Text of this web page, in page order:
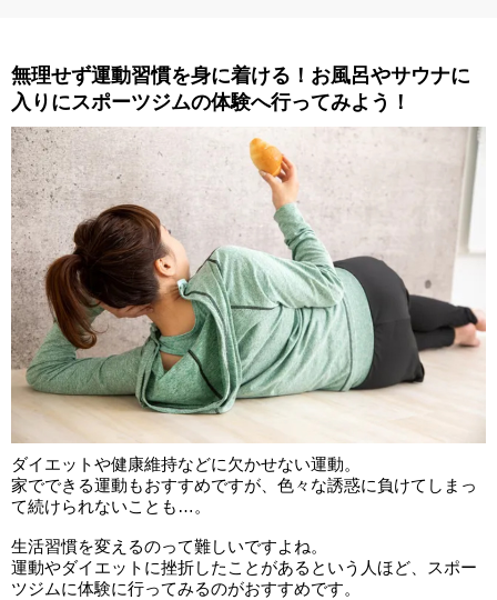
無理せず運動習慣を身に着ける！お風呂やサウナに
入りにスポーツジムの体験へ行ってみよう！
ダイエットや健康維持などに欠かせない運動。
家でできる運動もおすすめですが、色々な誘惑に負けてしまっ
て続けられないことも…。
生活習慣を変えるのって難しいですよね。
運動やダイエットに挫折したことがあるという人ほど、スポー
ツジムに体験に行ってみるのがおすすめです。